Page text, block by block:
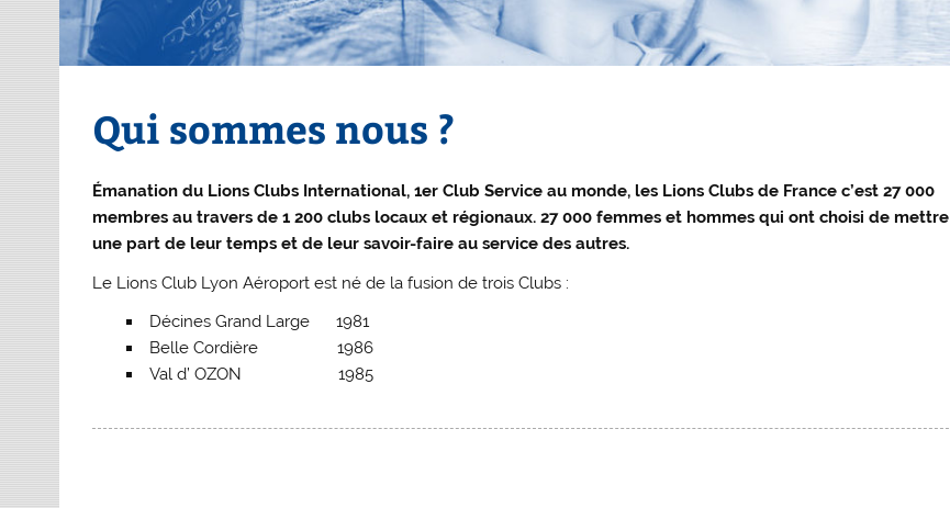
Qui sommes nous ?
Émanation du Lions Clubs International, 1er Club Service au monde, les Lions Clubs de France c’est 27 000
membres au travers de 1 200 clubs locaux et régionaux. 27 000 femmes et hommes qui ont choisi de mettre
une part de leur temps et de leur savoir-faire au service des autres.
Le Lions Club Lyon Aéroport est né de la fusion de trois Clubs :
Décines Grand Large 1981
Belle Cordière 1986
Val d’ OZON 1985